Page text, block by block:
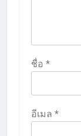
ชื่อ *
อีเมล *